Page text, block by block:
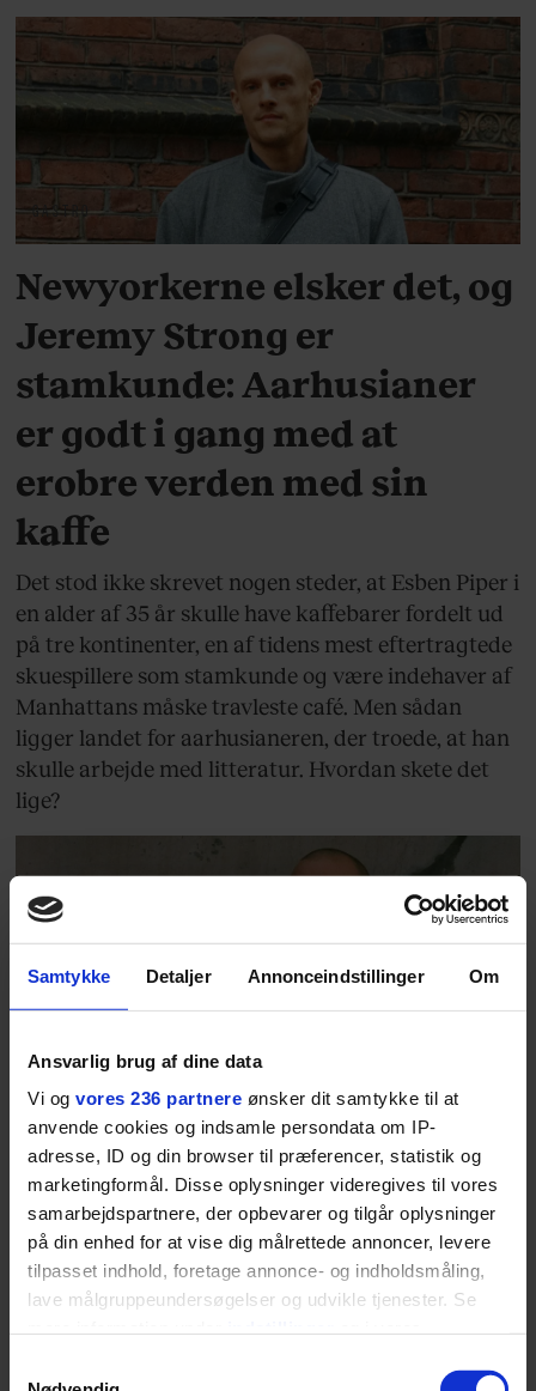
Samtykke Detaljer Annonceindstillinger Om
Ansvarlig brug af dine data
Vi og vores 236 partnere ønsker dit samtykke til at
anvende cookies og indsamle persondata om IP-
adresse, ID og din browser til præferencer, statistik og
marketingformål. Disse oplysninger videregives til vores
samarbejdspartnere, der opbevarer og tilgår oplysninger
på din enhed for at vise dig målrettede annoncer, levere
tilpasset indhold, foretage annonce- og indholdsmåling,
lave målgruppeundersøgelser og udvikle tjenester. Se
tilbage eller ændre indstillinger fra vores
GASTRO
Newyorkerne elsker det, og
Jeremy Strong er
stamkunde: Aarhusianer
er godt i gang med at
erobre verden med sin
kaffe
Det stod ikke skrevet nogen steder, at Esben Piper i
en alder af 35 år skulle have kaffebarer fordelt ud
på tre kontinenter, en af tidens mest eftertragtede
skuespillere som stamkunde og være indehaver af
Manhattans måske travleste café. Men sådan
ligger landet for aarhusianeren, der troede, at han
skulle arbejde med litteratur. Hvordan skete det
lige?
Hvordan bærer man bedst
et par shorts, og hvad
kendetegner en god T-
shirt? Chris Black har
svaret
bor delvist i Los Angeles, har været kreativ